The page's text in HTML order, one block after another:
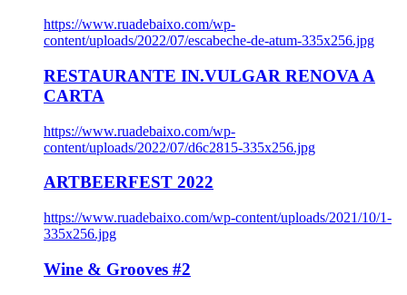
https://www.ruadebaixo.com/wp-
content/uploads/2022/07/escabeche-de-atum-335x256.jpg
RESTAURANTE IN.VULGAR RENOVA A
CARTA
https://www.ruadebaixo.com/wp-
content/uploads/2022/07/d6c2815-335x256.jpg
ARTBEERFEST 2022
https://www.ruadebaixo.com/wp-content/uploads/2021/10/1-
335x256.jpg
Wine & Grooves #2